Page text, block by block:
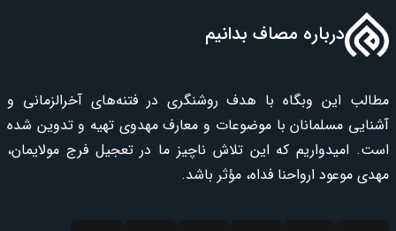
درباره مصاف بدانیم
مطالب این وبگاه با هدف روشنگری در فتنه‌های آخرالزمانی و
آشنایی مسلمانان با موضوعات و معارف مهدوی تهیه و تدوین شده
است. امیدواریم که این تلاش ناچیز ما در تعجیل فرج مولایمان،
مهدی موعود ارواحنا فداه، مؤثر باشد.